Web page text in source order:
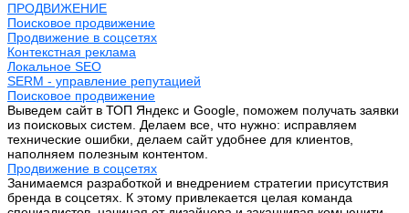
ПРОДВИЖЕНИЕ
Поисковое продвижение
Продвижение в соцсетях
Контекстная реклама
Локальное SEO
SERM - управление репутацией
Поисковое продвижение
Выведем сайт в ТОП Яндекс и Google, поможем получать заявки
из поисковых систем. Делаем все, что нужно: исправляем
технические ошибки, делаем сайт удобнее для клиентов,
наполняем полезным контентом.
Продвижение в соцсетях
Занимаемся разработкой и внедрением стратегии присутствия
бренда в соцсетях. К этому привлекается целая команда